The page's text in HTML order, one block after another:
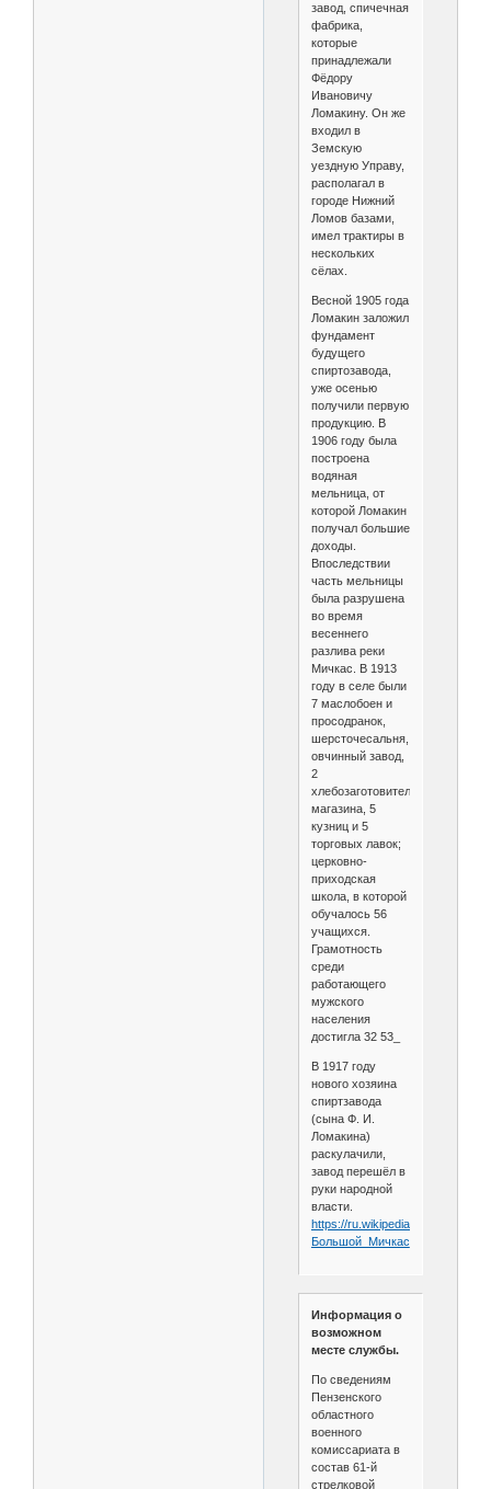
завод, спичечная
фабрика,
которые
принадлежали
Фёдору
Ивановичу
Ломакину. Он же
входил в
Земскую
уездную Управу,
располагал в
городе Нижний
Ломов базами,
имел трактиры в
нескольких
сёлах.
Весной 1905 года
Ломакин заложил
фундамент
будущего
спиртозавода,
уже осенью
получили первую
продукцию. В
1906 году была
построена
водяная
мельница, от
которой Ломакин
получал большие
доходы.
Впоследствии
часть мельницы
была разрушена
во время
весеннего
разлива реки
Мичкас. В 1913
году в селе были
7 маслобоен и
просодранок,
шерсточесальня,
овчинный завод,
2
хлебозаготовительных
магазина, 5
кузниц и 5
торговых лавок;
церковно-
приходская
школа, в которой
обучалось 56
учащихся.
Грамотность
среди
работающего
мужского
населения
достигла 32 53_
В 1917 году
нового хозяина
спиртзавода
(сына Ф. И.
Ломакина)
раскулачили,
завод перешёл в
руки народной
власти.
https://ru.wikipedia.org/wiki/
Большой_Мичкас
Информация о
возможном
месте службы.
По сведениям
Пензенского
областного
военного
комиссариата в
состав 61-й
стрелковой